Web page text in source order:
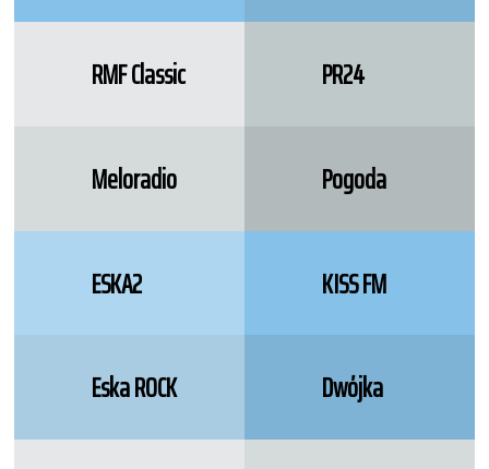
RMF Classic PR24
Meloradio Pogoda
ESKA2 KISS FM
Eska ROCK Dwójka